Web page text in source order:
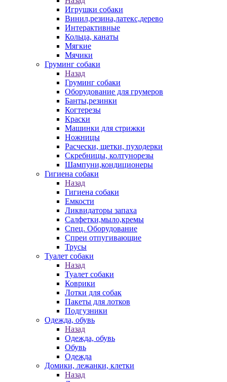
Игрушки собаки
Винил,резина,латекс,дерево
Интерактивные
Кольца, канаты
Мягкие
Мячики
Груминг собаки
Назад
Груминг собаки
Оборудование для грумеров
Банты,резинки
Когтерезы
Краски
Машинки для стрижки
Ножницы
Расчески, щетки, пуходерки
Скребницы, колтунорезы
Шампуни,кондиционеры
Гигиена собаки
Назад
Гигиена собаки
Емкости
Ликвидаторы запаха
Салфетки,мыло,кремы
Спец. Оборудование
Спреи отпугивающие
Трусы
Туалет собаки
Назад
Туалет собаки
Коврики
Лотки для собак
Пакеты для лотков
Подгузники
Одежда, обувь
Назад
Одежда, обувь
Обувь
Одежда
Домики, лежанки, клетки
Назад